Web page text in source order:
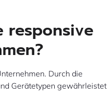
responsive
Durch die
Gerätetypen gewährleistet